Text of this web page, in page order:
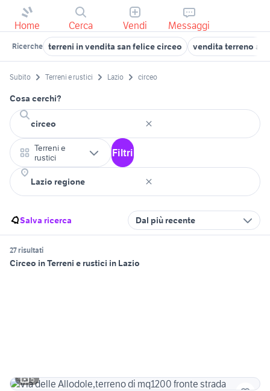
Home Cerca Vendi Messaggi
Ricerche terreni in vendita san felice circeo vendita terreno
Subito Terreni e rustici Lazio circeo
Cosa cerchi?
Terreni e
rustici
Filtri
Salva ricerca Dal più recente
27 risultati
Circeo in Terreni e rustici in Lazio
5